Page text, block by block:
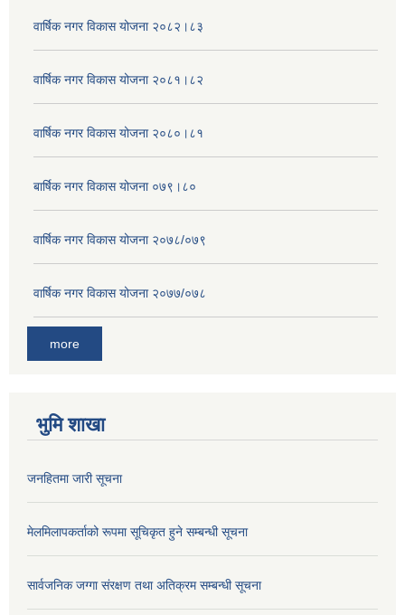
वार्षिक नगर विकास योजना २०८२।८३
वार्षिक नगर विकास योजना २०८१।८२
वार्षिक नगर विकास योजना २०८०।८१
बार्षिक नगर विकास योजना ०७९।८०
वार्षिक नगर विकास योजना २०७८/०७९
वार्षिक नगर विकास योजना २०७७/०७८
more
भुमि शाखा
जनहितमा जारी सूचना
मेलमिलापकर्ताको रूपमा सूचिकृत हुने सम्बन्धी सूचना
सार्वजनिक जग्गा संरक्षण तथा अतिक्रम सम्बन्धी सूचना